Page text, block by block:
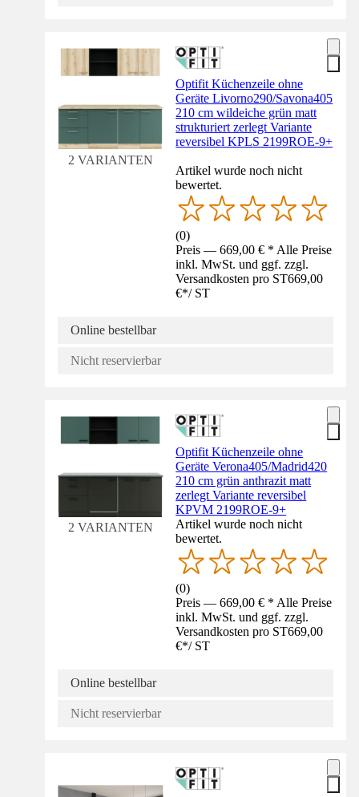
2 VARIANTEN
Optifit Küchenzeile ohne
Geräte Livorno290/Savona405
210 cm wildeiche grün matt
strukturiert zerlegt Variante
reversibel KPLS 2199ROE-9+
Artikel wurde noch nicht
bewertet.
(0)
Preis — 669,00 € * Alle Preise
inkl. MwSt. und ggf. zzgl.
Versandkosten pro ST669,00
€*/ ST
Online bestellbar
Nicht reservierbar
2 VARIANTEN
Optifit Küchenzeile ohne
Geräte Verona405/Madrid420
210 cm grün anthrazit matt
zerlegt Variante reversibel
KPVM 2199ROE-9+
Artikel wurde noch nicht
bewertet.
(0)
Preis — 669,00 € * Alle Preise
inkl. MwSt. und ggf. zzgl.
Versandkosten pro ST669,00
€*/ ST
Online bestellbar
Nicht reservierbar